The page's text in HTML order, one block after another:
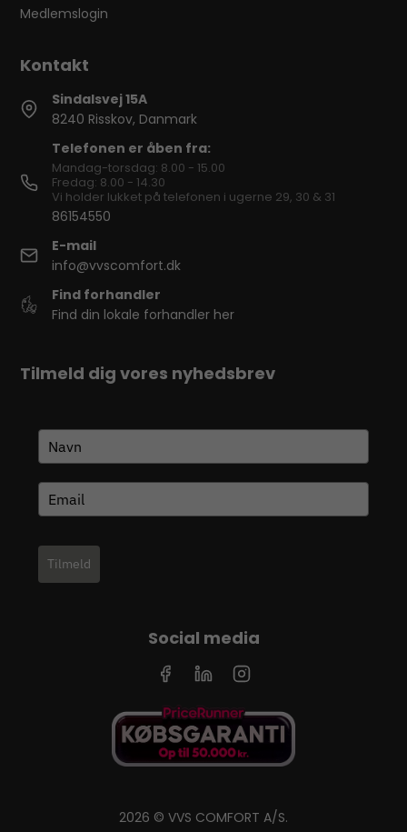
Medlemslogin
Sindalsvej 15A
8240 Risskov, Danmark
Telefonen er åben fra:
Mandag-torsdag: 8.00 - 15.00
Fredag: 8.00 - 14.30
Vi holder lukket på telefonen i ugerne 29, 30 & 31
86154550
E-mail
info@vvscomfort.dk
Find forhandler
Find din lokale forhandler her
Tilmeld dig vores nyhedsbrev
Tilmeld
Social media
2026 © VVS COMFORT A/S.